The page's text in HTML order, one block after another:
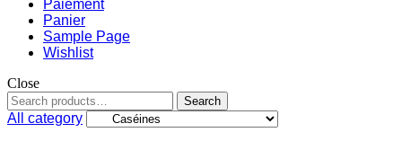
Paiement
Panier
Sample Page
Wishlist
Close
Search
All category